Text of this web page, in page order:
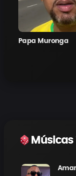
Papa Muronga